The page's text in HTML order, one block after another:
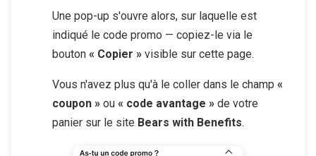
Une pop-up s'ouvre alors, sur laquelle est
indiqué le code promo — copiez-le via le
bouton « Copier » visible sur cette page.
Vous n'avez plus qu'à le coller dans le champ «
coupon » ou « code avantage » de votre
panier sur le site Bears with Benefits.